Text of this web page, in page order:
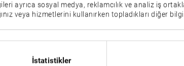
ayrıca sosyal medya, reklamcılık ve analiz iş
veya hizmetlerini kullanırken topladıkları diğer
İstatistikler
200